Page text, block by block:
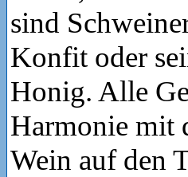
sind
Konfit oder
Honig. Alle
Harmonie mit
Wein auf den